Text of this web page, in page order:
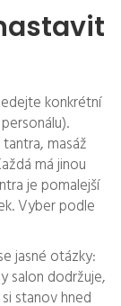
konkrétní
masáž
má jinou
je pomalejší
Vyber podle
jasné otázky:
salon dodržuje,
stanov hned